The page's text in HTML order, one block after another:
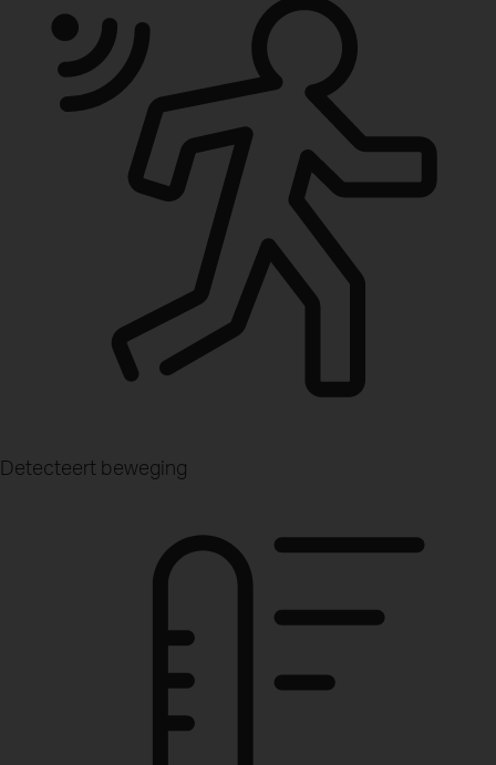
Detecteert beweging